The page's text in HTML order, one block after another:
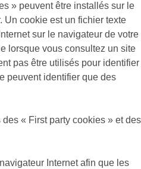
» peuvent être installés sur le
Un cookie est un fichier texte
sur le navigateur de votre
lorsque vous consultez un site
pas être utilisés pour identifier
peuvent identifier que des
« First party cookies » et des
Internet afin que les